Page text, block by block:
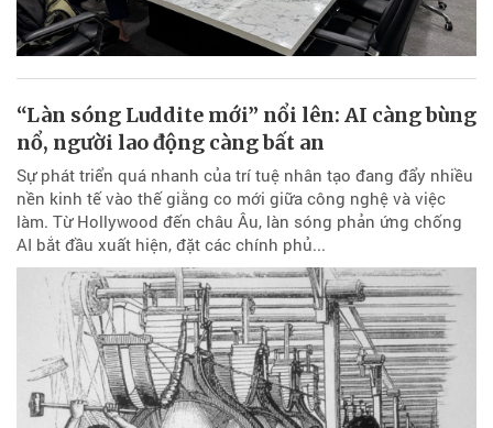
“Làn sóng Luddite mới” nổi lên: AI càng bùng
nổ, người lao động càng bất an
Sự phát triển quá nhanh của trí tuệ nhân tạo đang đẩy nhiều
nền kinh tế vào thế giằng co mới giữa công nghệ và việc
làm. Từ Hollywood đến châu Âu, làn sóng phản ứng chống
AI bắt đầu xuất hiện, đặt các chính phủ...